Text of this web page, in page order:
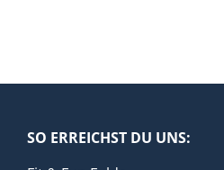
SO ERREICHST DU UNS: